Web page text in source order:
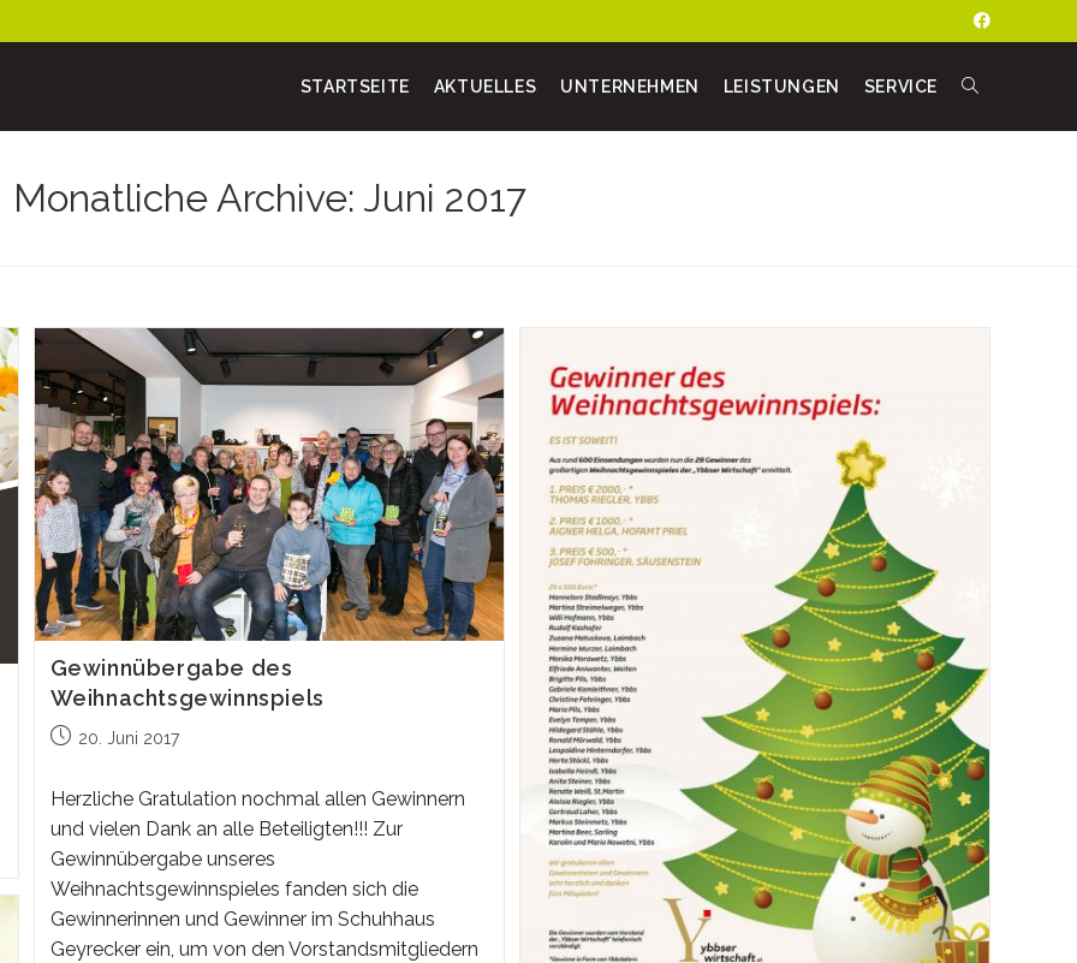
STARTSEITE AKTUELLES UNTERNEHMEN LEISTUNGEN SERVICE TOGGLE
Monatliche Archive: Juni 2017
Gewinnübergabe des
Weihnachtsgewinnspiels
Beitrag20. Juni 2017
Herzliche Gratulation nochmal allen Gewinnern
und vielen Dank an alle Beteiligten!!! Zur
Gewinnübergabe unseres
Weihnachtsgewinnspieles fanden sich die
Gewinnerinnen und Gewinner im Schuhhaus
Geyrecker ein, um von den Vorstandsmitgliedern